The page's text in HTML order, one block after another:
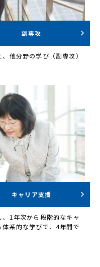
副専攻
他分野の学び（副専攻）
キャリア支援
1年次から段階的なキャ
系的な学びで、4年間で